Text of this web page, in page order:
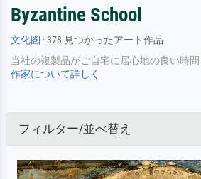
Byzantine School
文化圏 · 378 見つかったアート作品
当社の複製品がご自宅に居心地の良い時間
作家について詳しく
フィルター/並べ替え